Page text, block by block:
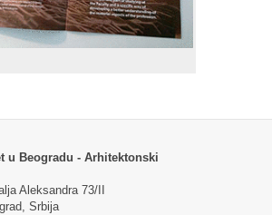
u Beogradu - Arhitektonski
Aleksandra 73/II
Srbija